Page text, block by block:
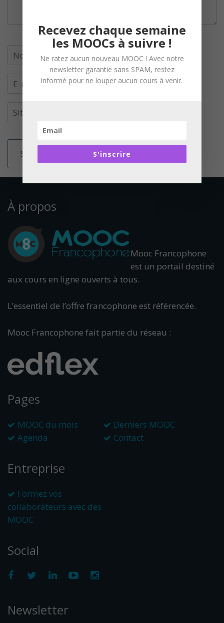
À propos
Mooc Francophone
est un portail destiné
aux cours en ligne ouverts à tous.
L’essentiel de l’offre francophone est référencée.
Mooc Francophone fait partie du réseau :
Pages
MOOC du mois
Derniers MOOC
Agenda
Contact
Entreprise
Formez vos
collaborateurs avec des
MOOC
Social
Newsletter
Recevez chaque semaine
les MOOCs à suivre !
Ne ratez aucun nouveau MOOC ! Avec notre
newsletter garantie sans SPAM, restez
informé pour ne louper aucun cours à venir.
S'inscrire